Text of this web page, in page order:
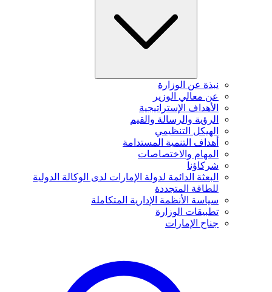
نبذة عن الوزارة
عن معالي الوزير
الأهداف الإستراتيجية
الرؤية والرسالة والقيم
الهيكل التنظيمي
أهداف التنمية المستدامة
المهام والاختصاصات
شركاؤنا
البعثة الدائمة لدولة الإمارات لدى الوكالة الدولية
للطاقة المتجددة
سياسة الأنظمة الإدارية المتكاملة
تطبيقات الوزارة
جناح الإمارات